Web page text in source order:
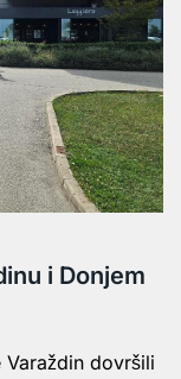
i Donjem
dovršili